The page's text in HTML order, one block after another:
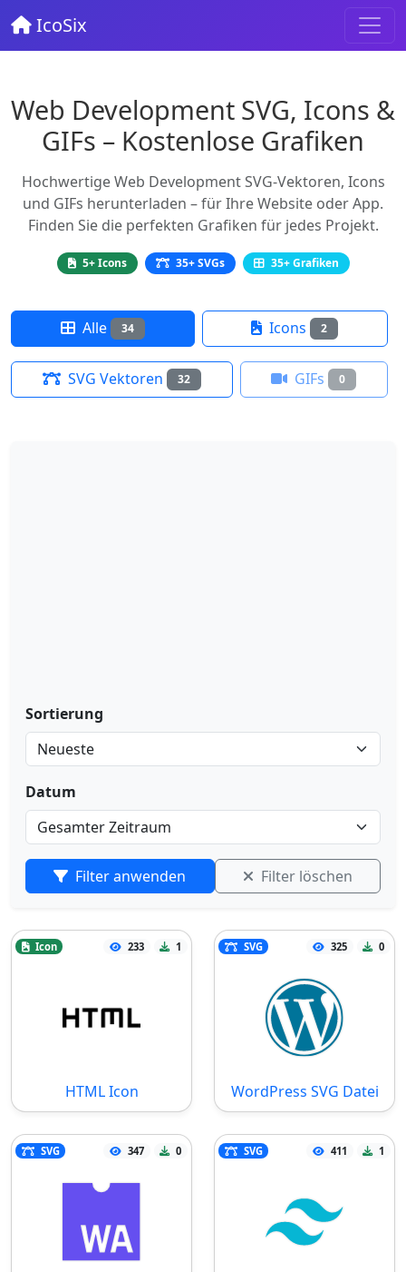
IcoSix
Web Development SVG, Icons &
GIFs – Kostenlose Grafiken
Hochwertige Web Development SVG-Vektoren, Icons
und GIFs herunterladen – für Ihre Website oder App.
Finden Sie die perfekten Grafiken für jedes Projekt.
5+ Icons 35+ SVGs 35+ Grafiken
Alle 34 Icons 2
SVG Vektoren 32 GIFs 0
Sortierung
Datum
Filter anwenden Filter löschen
Icon 233 1
HTML Icon
SVG 325 0
WordPress SVG Datei
SVG 347 0 SVG 411 1